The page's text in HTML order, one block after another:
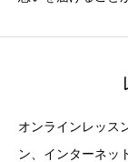
オンラインレッス
ン、インターネッ